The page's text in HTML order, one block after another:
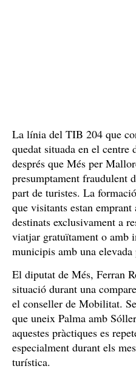
La línia del TIB 204 que
quedat situada en el
després que Més per
presumptament fraudulent
part de turistes. La
que visitants estan emprant
destinats exclusivament a
viatjar gratuïtament o amb
municipis amb una
El diputat de Més, Ferran
situació durant una
el conseller de Mobilitat.
que uneix Palma amb
aquestes pràctiques es
especialment durant els
turística.